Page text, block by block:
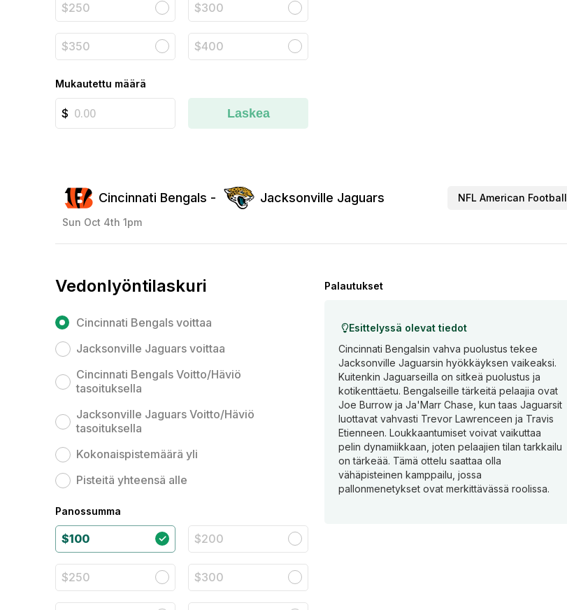
$250 $300
$350 $400
Mukautettu määrä
Laskea
Cincinnati Bengals - Jacksonville Jaguars NFL American Football
Sun Oct 4th 1pm
Vedonlyöntilaskuri
Cincinnati Bengals voittaa
Jacksonville Jaguars voittaa
Cincinnati Bengals Voitto/Häviö
tasoituksella
Jacksonville Jaguars Voitto/Häviö
tasoituksella
Kokonaispistemäärä yli
Pisteitä yhteensä alle
Panossumma
$100 $200
$250 $300
Palautukset
Esittelyssä olevat tiedot
Cincinnati Bengalsin vahva puolustus tekee
Jacksonville Jaguarsin hyökkäyksen vaikeaksi.
Kuitenkin Jaguarseilla on sitkeä puolustus ja
kotikenttäetu. Bengalseille tärkeitä pelaajia ovat
Joe Burrow ja Ja'Marr Chase, kun taas Jaguarsit
luottavat vahvasti Trevor Lawrenceen ja Travis
Etienneen. Loukkaantumiset voivat vaikuttaa
pelin dynamiikkaan, joten pelaajien tilan tarkkailu
on tärkeää. Tämä ottelu saattaa olla
vähäpisteinen kamppailu, jossa
pallonmenetykset ovat merkittävässä roolissa.